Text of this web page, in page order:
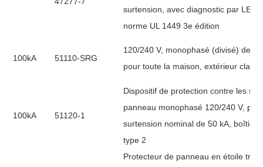
surtension, avec diagnostic par
norme UL 1449 3e édition
100kA 51110-SRG
120/240 V, monophasé (divisé) de
pour toute la maison, extérieur
100kA 51120-1
Dispositif de protection contre les
panneau monophasé 120/240 V,
surtension nominal de 50 kA, boîtier
type 2
Protecteur de panneau en étoile